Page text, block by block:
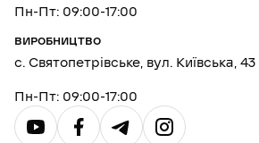
Пн-Пт: 09:00-17:00
ВИРОБНИЦТВО
с. Святопетрівське, вул. Київська, 43
Пн-Пт: 09:00-17:00